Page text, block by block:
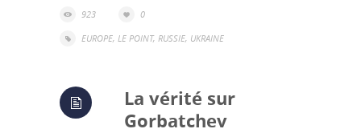
923
0
EUROPE, LE POINT, RUSSIE, UKRAINE
La vérité sur
Gorbatchev